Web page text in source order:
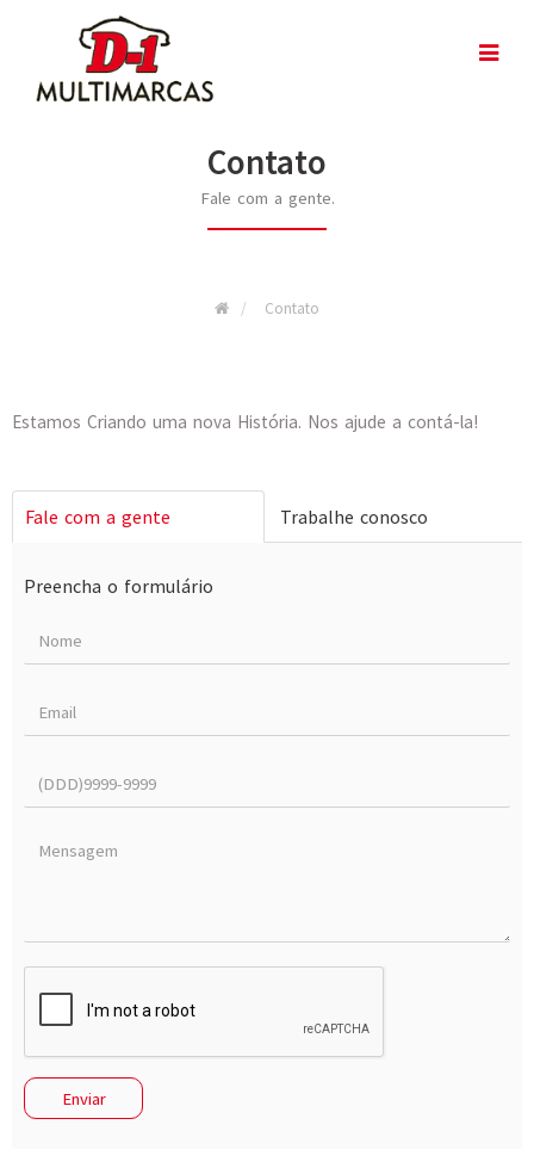
Contato
Fale com a gente.
Contato
Estamos Criando uma nova História. Nos ajude a contá-la!
Fale com a gente Trabalhe conosco
Preencha o formulário